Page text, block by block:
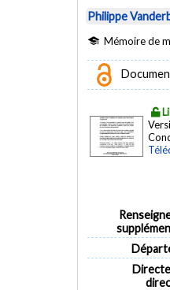
Philippe
Mémoire de